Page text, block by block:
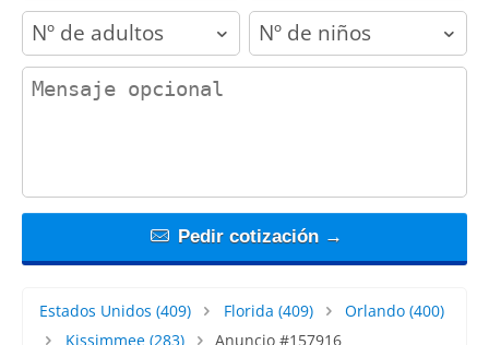
adults children
contact_message
Pedir cotización →
Estados Unidos (409) Florida (409) Orlando (400)
Kissimmee(283) Anuncio #157916